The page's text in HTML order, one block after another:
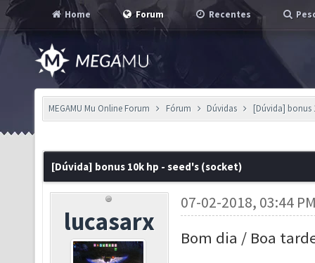
Home Forum Recentes
MEGAMU Mu Online Forum Fórum Dúvidas [Dúvida] bonus
[Dúvida] bonus 10k hp - seed's (socket)
lucasarx
07-02-2018, 03:44
Bom dia / Boa